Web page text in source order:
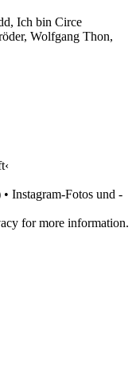
Ich bin Circe
Wolfgang Thon,
Instagram-Fotos und -
for more information.